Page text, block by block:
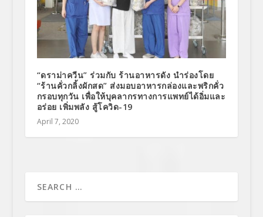
“ดราม่าควีน” ร่วมกับ ร้านอาหารดัง นำร่องโดย
“ร้านคั่วกลิ้งผักสด” ส่งมอบอาหารกล่องและพริกคั่ว
กรอบทุกวัน เพื่อให้บุคลากรทางการแพทย์ได้อิ่มและ
อร่อย เพิ่มพลัง สู้โควิด-19
April 7, 2020